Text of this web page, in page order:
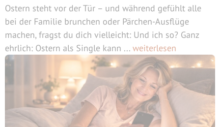
Ostern steht vor der Tür – und während gefühlt alle
bei der Familie brunchen oder Pärchen-Ausflüge
machen, fragst du dich vielleicht: Und ich so? Ganz
ehrlich: Ostern als Single kann ... weiterlesen